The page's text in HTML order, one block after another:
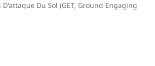
Du Sol (GET, Ground Engaging